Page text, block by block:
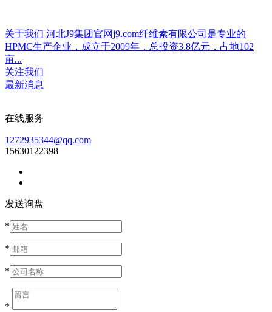
关于我们 河北J9集团官网j9.com纤维素有限公司是专业的
HPMC生产企业，成立于2009年，总投资3.8亿元，占地102
亩...
关注我们
最新消息
在线服务
1272935344@qq.com
15630122398
发送询盘
*
*
*
*